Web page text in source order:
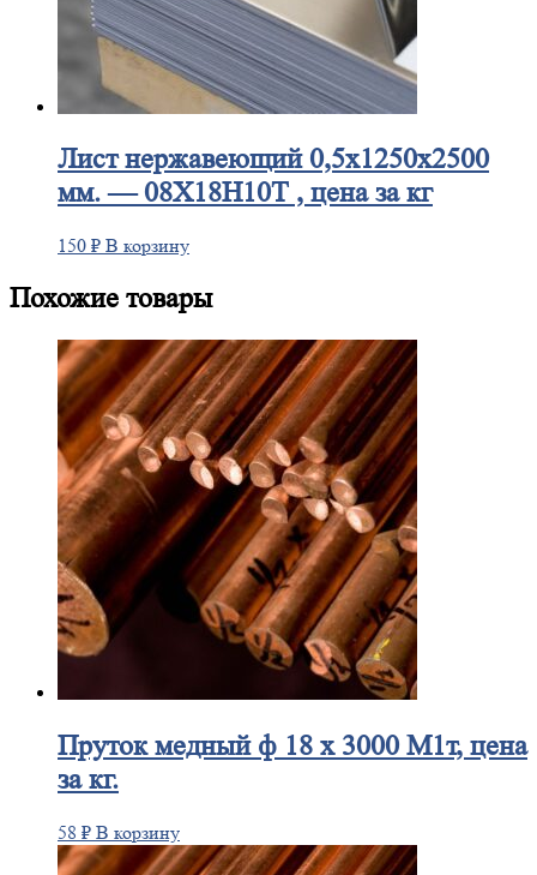
Листнержавеющий 0,5x1250x2500
мм. — 08Х18Н10Т , цена за кг
150 ₽ В корзину
Похожие товары
Прутокмедный ф 18 х 3000 М1т, цена
за кг.
58 ₽ В корзину